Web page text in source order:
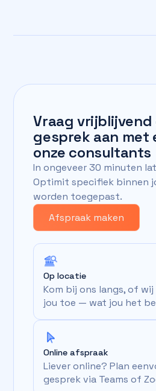
Vraag vrijblijvend
gesprek aan met
onze consultants
In ongeveer 30 minuten
Optimit specifiek binnen
worden toegepast.
Afspraak maken
Op locatie
Kom bij ons langs, of
jou toe — wat jou het
Online afspraak
Liever online? Plan
gesprek via Teams of